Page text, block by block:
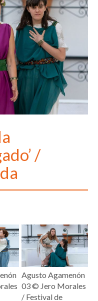
/
Agusto Agamenón
03 © Jero Morales
/ Festival de